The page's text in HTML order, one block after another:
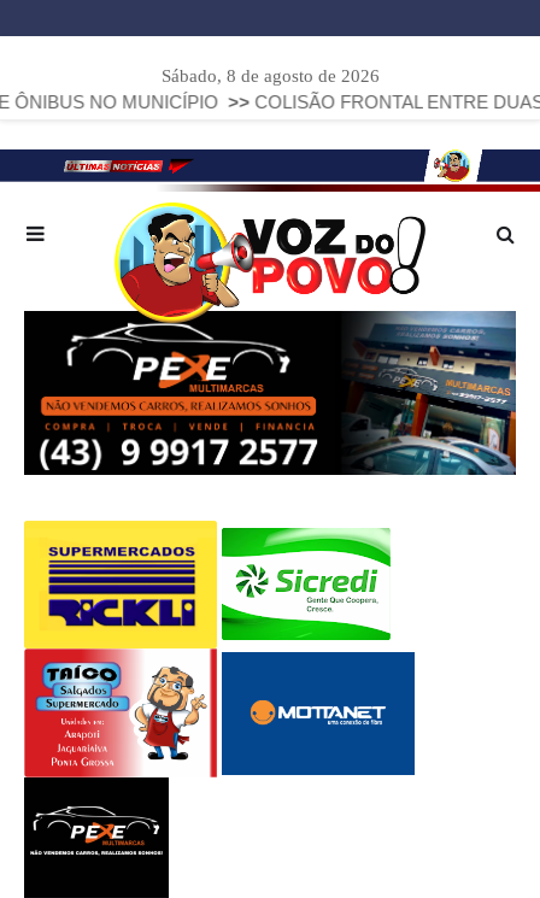
Sábado, 8 de agosto de 2026
MUNICÍPIO >> COLISÃO FRONTAL ENTRE DUAS FIAT